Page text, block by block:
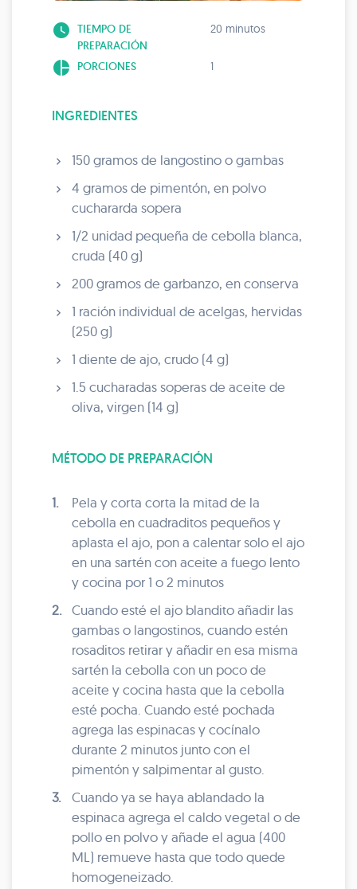
watch_later TIEMPO DE
PREPARACIÓN
20 minutos
pie_chart PORCIONES 1
INGREDIENTES
150 gramos de langostino o gambas
4 gramos de pimentón, en polvo
cuchararda sopera
1/2 unidad pequeña de cebolla blanca,
cruda (40 g)
200 gramos de garbanzo, en conserva
1 ración individual de acelgas, hervidas
(250 g)
1 diente de ajo, crudo (4 g)
1.5 cucharadas soperas de aceite de
oliva, virgen (14 g)
MÉTODO DE PREPARACIÓN
1.
Pela y corta corta la mitad de la
cebolla en cuadraditos pequeños y
aplasta el ajo, pon a calentar solo el ajo
en una sartén con aceite a fuego lento
y cocina por 1 o 2 minutos
2.
Cuando esté el ajo blandito añadir las
gambas o langostinos, cuando estén
rosaditos retirar y añadir en esa misma
sartén la cebolla con un poco de
aceite y cocina hasta que la cebolla
esté pocha. Cuando esté pochada
agrega las espinacas y cocínalo
durante 2 minutos junto con el
pimentón y salpimentar al gusto.
3.
Cuando ya se haya ablandado la
espinaca agrega el caldo vegetal o de
pollo en polvo y añade el agua (400
ML) remueve hasta que todo quede
homogeneizado.